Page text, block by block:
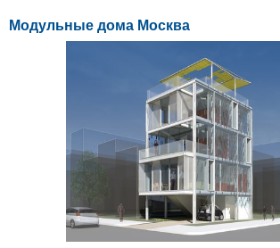
Модульные дома Москва